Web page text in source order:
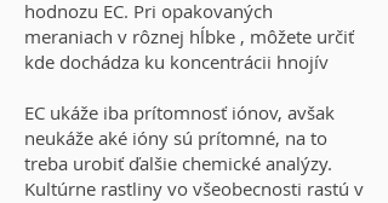
hodnozu EC. Pri opakovaných
meraniach v rôznej hĺbke , môžete určiť
kde dochádza ku koncentrácii hnojív
EC ukáže iba prítomnosť iónov, avšak
neukáže aké ióny sú prítomné, na to
treba urobiť ďalšie chemické analýzy.
Kultúrne rastliny vo všeobecnosti rastú v